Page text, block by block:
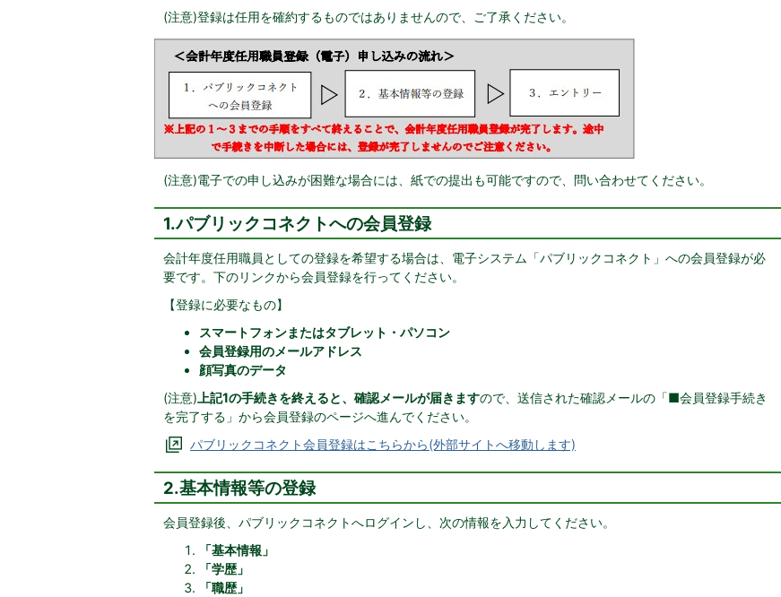
(注意)登録は任用を確約するものではありませんので、ご了承ください。
(注意)電子での申し込みが困難な場合には、紙での提出も可能ですので、問い合わせてください。
1.パブリックコネクトへの会員登録
会計年度任用職員としての登録を希望する場合は、電子システム「パブリックコネクト」への会員登録が必
要です。下のリンクから会員登録を行ってください。
【登録に必要なもの】
スマートフォンまたはタブレット・パソコン
会員登録用のメールアドレス
顔写真のデータ
(注意) 上記1の手続きを終えると、確認メールが届きますので、送信された確認メールの「■会員登録手続き
を完了する」から会員登録のページへ進んでください。
パブリックコネクト会員登録はこちらから(外部サイトへ移動します)
2.基本情報等の登録
会員登録後、パブリックコネクトへログインし、次の情報を入力してください。
「基本情報」
「学歴」
「職歴」